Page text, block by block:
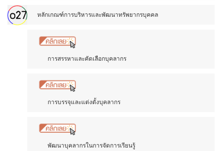
หลักเกณฑ์การบริหารและพัฒนาทรัพยากรบุคคล
การสรรหาและคัดเลือกบุคลากร
การบรรจุและแต่งตั้งบุคลากร
พัฒนาบุคลากรในการจัดการเรียนรู้